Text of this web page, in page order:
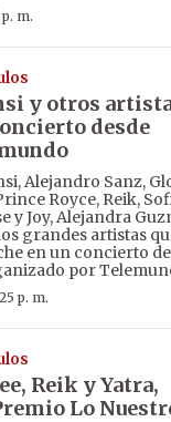
m.
y otros
desde
Alejandro Sanz,
Royce, Reik,
y Joy, Alejandra
grandes artistas
en un concierto
por
p. m.
Reik y Yatra,
Lo